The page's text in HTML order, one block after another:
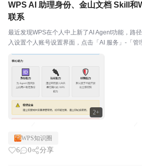
2+
WPS AI 助理身份、金山文档 Skill和
联系
最近发现WPS在个人中上新了AI Agent功能，路
入设置个人账号设置界面，点击「AI 服务」-「管
-「管理」即可进入设置界面。2026 年飞书、钉
开源 CLI...
WPS知识圈
6 0 分享